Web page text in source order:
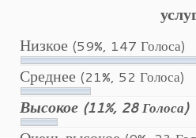
Низкое (59%, 147 Голоса)
Среднее (21%, 52 Голоса)
Высокое (11%, 28 Голоса)